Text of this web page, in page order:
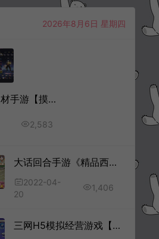
2026年8月6日 星期四
古墓探险题材手游【摸金迷城】3月最新整理Win一键服务端+GM授权后台+清邮件+清包+安卓苹果双端
2,583
大话回合手游《精品西游之星阵1.6》4月最新整理Win一键服务端+六个大区+GM内置后台+代理后台+假人教程+安卓苹果双端+详细搭建教程
2022-04-
20
1,406
三网H5模拟经营游戏【破烂之王H5】5月最新整理Linux手工服务端+Win一键服务端+解压即玩+简易安卓客户端+详细搭建教程